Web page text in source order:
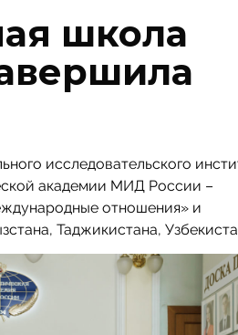
школа
исследовательского
академии МИД России –
отношения» и
Таджикистана,